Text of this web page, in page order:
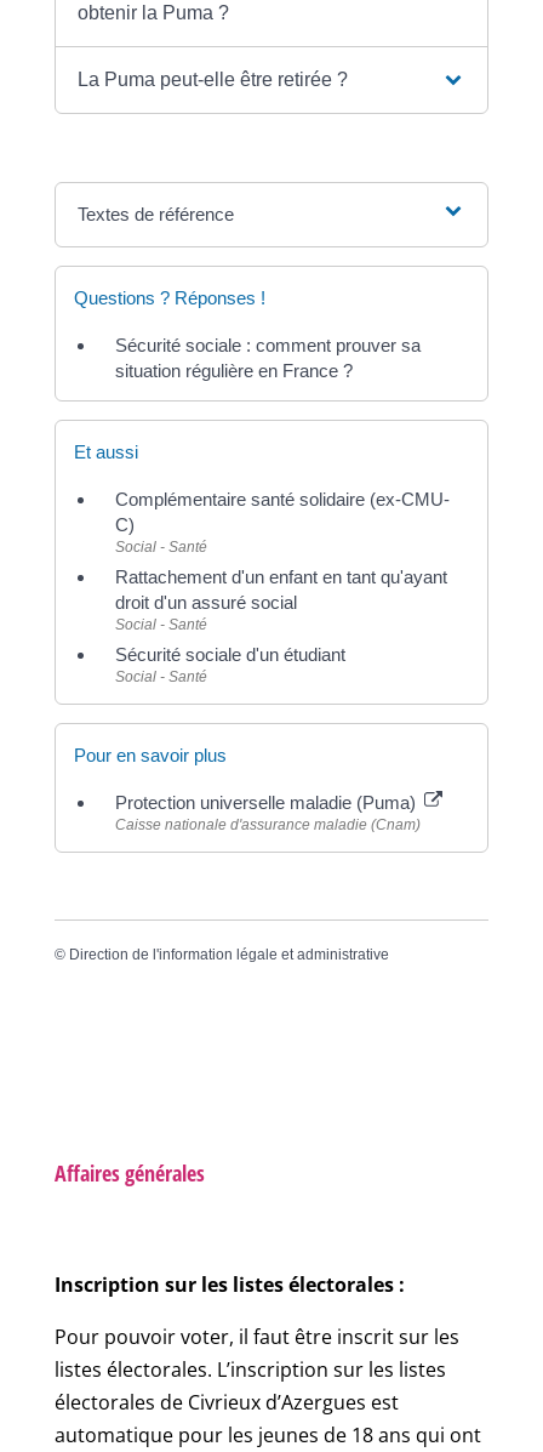
obtenir la Puma ?
La Puma peut-elle être retirée ?
Textes de référence
Questions ? Réponses !
Sécurité sociale : comment prouver sa
situation régulière en France ?
Et aussi
Complémentaire santé solidaire (ex-CMU-
C)
Social - Santé
Rattachement d'un enfant en tant qu'ayant
droit d'un assuré social
Social - Santé
Sécurité sociale d'un étudiant
Social - Santé
Pour en savoir plus
Protection universelle maladie (Puma)
Caisse nationale d'assurance maladie (Cnam)
© Direction de l'information légale et administrative
Affaires générales
Inscription sur les listes électorales :
Pour pouvoir voter, il faut être inscrit sur les
listes électorales. L’inscription sur les listes
électorales de Civrieux d’Azergues est
automatique pour les jeunes de 18 ans qui ont